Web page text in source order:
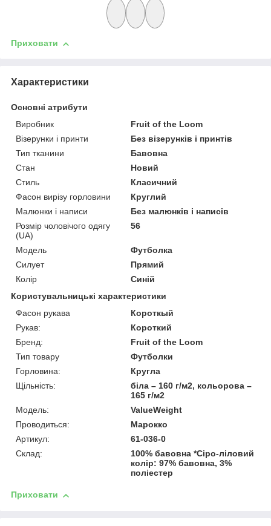
Приховати
Характеристики
Основні атрибути
Виробник
Fruit of the Loom
Візерунки і принти
Без візерунків і принтів
Тип тканини
Бавовна
Стан
Новий
Стиль
Класичний
Фасон вирізу горловини
Круглий
Малюнки і написи
Без малюнків і написів
Розмір чоловічого одягу
(UA)
56
Модель
Футболка
Силует
Прямий
Колір
Синій
Користувальницькі характеристики
Фасон рукава
Короткый
Рукав:
Короткий
Бренд:
Fruit of the Loom
Тип товару
Футболки
Горловина:
Кругла
Щільність:
біла – 160 г/м2, кольорова –
165 г/м2
Модель:
ValueWeight
Проводиться:
Марокко
Артикул:
61-036-0
Склад:
100% бавовна *Сіро-ліловий
колір: 97% бавовна, 3%
поліестер
Приховати